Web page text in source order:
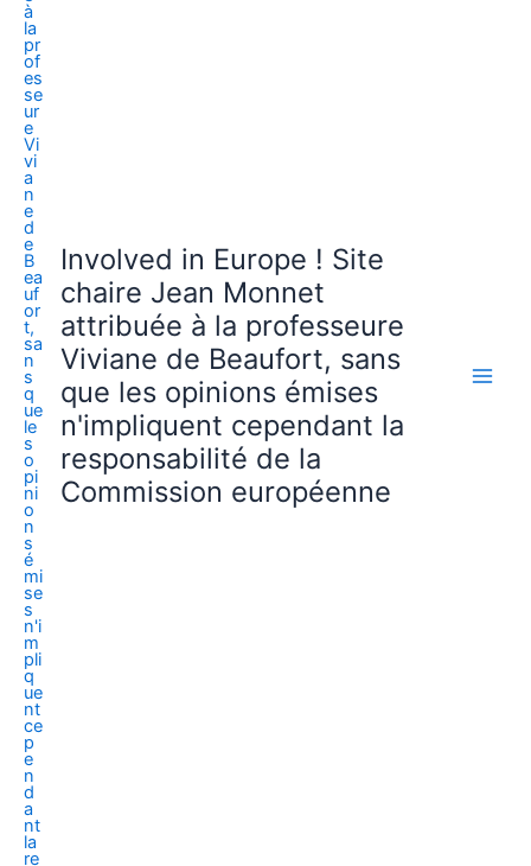
Involved in Europe ! Site
chaire Jean Monnet
attribuée à la professeure
Viviane de Beaufort, sans
que les opinions émises
n'impliquent cependant la
responsabilité de la
Commission européenne